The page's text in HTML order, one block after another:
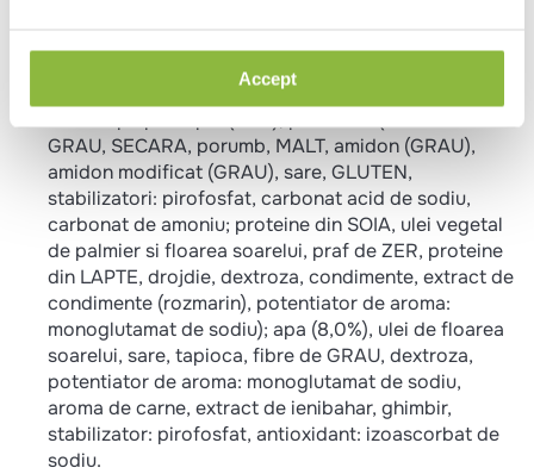
Accept
GRAU, SECARA, porumb, MALT, amidon (GRAU),
amidon modificat (GRAU), sare, GLUTEN,
stabilizatori: pirofosfat, carbonat acid de sodiu,
carbonat de amoniu; proteine din SOIA, ulei vegetal
de palmier si floarea soarelui, praf de ZER, proteine
din LAPTE, drojdie, dextroza, condimente, extract de
condimente (rozmarin), potentiator de aroma:
monoglutamat de sodiu); apa (8,0%), ulei de floarea
soarelui, sare, tapioca, fibre de GRAU, dextroza,
potentiator de aroma: monoglutamat de sodiu,
aroma de carne, extract de ienibahar, ghimbir,
stabilizator: pirofosfat, antioxidant: izoascorbat de
sodiu.